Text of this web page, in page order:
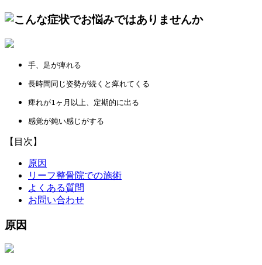
手、足が痺れる
長時間同じ姿勢が続くと痺れてくる
痺れが1ヶ月以上、定期的に出る
感覚が鈍い感じがする
【目次】
原因
リーフ整骨院での施術
よくある質問
お問い合わせ
原因